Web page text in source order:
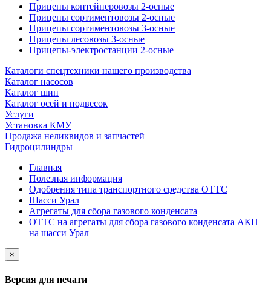
Прицепы контейнеровозы 2-осные
Прицепы сортиментовозы 2-осные
Прицепы сортиментовозы 3-осные
Прицепы лесовозы 3-осные
Прицепы-электростанции 2-осные
Каталоги спецтехники нашего производства
Каталог насосов
Каталог шин
Каталог осей и подвесок
Услуги
Установка КМУ
Продажа неликвидов и запчастей
Гидроцилиндры
Главная
Полезная информация
Одобрения типа транспортного средства ОТТС
Шасси Урал
Агрегаты для сбора газового конденсата
ОТТС на агрегаты для сбора газового конденсата АКН
на шасси Урал
×
Версия для печати